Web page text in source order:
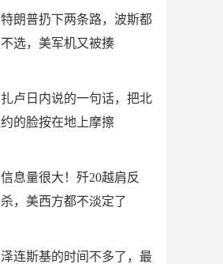
特朗普扔下两条路，波斯都
不选，美军机又被揍
扎卢日内说的一句话，把北
约的脸按在地上摩擦
信息量很大！歼20越肩反
杀，美西方都不淡定了
泽连斯基的时间不多了，最